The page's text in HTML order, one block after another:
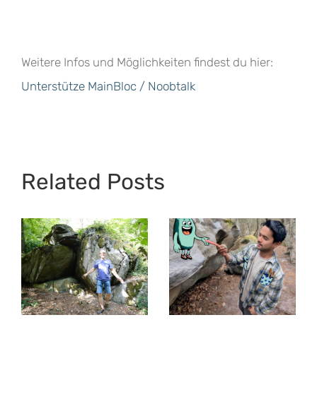
Weitere Infos und Möglichkeiten findest du hier:
Unterstütze MainBloc / Noobtalk
Related Posts
Interview mit
Khoa –
Leidenschaft
fürs Bouldern
Top 40 im
Taunus